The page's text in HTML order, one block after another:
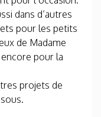
dans d’autres
pour les petits
de Madame
pour la
projets de